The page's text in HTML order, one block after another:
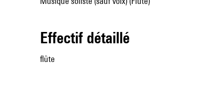
effectif détaillé
flûte